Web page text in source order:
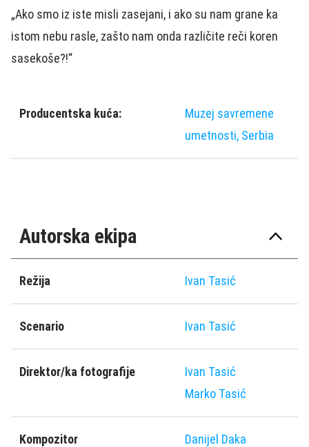
„Ako smo iz iste misli zasejani, i ako su nam grane ka
istom nebu rasle, zašto nam onda različite reči koren
sasekoše?!“
Producentska kuća:
Muzej savremene
umetnosti, Serbia
Autorska ekipa
Režija Ivan Tasić
Scenario Ivan Tasić
Direktor/ka fotografije
Ivan Tasić
Marko Tasić
Kompozitor
Danijel Daka